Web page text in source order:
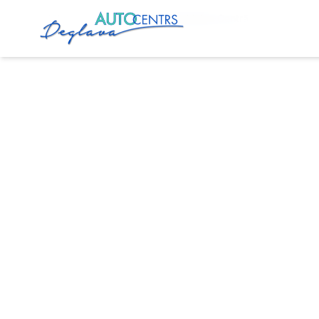
Sākums Pakalpojumi Eļļas Maiņa Centrā